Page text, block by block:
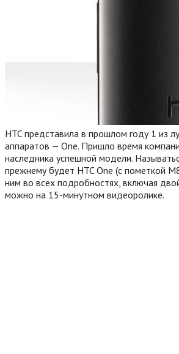
HTC представила в прошлом году 1 из
аппаратов — One. Пришло время
наследника успешной модели.
прежнему будет HTC One (с пометкой
ним во всех подробностях, включая
можно на 15-минутном видеоролике.